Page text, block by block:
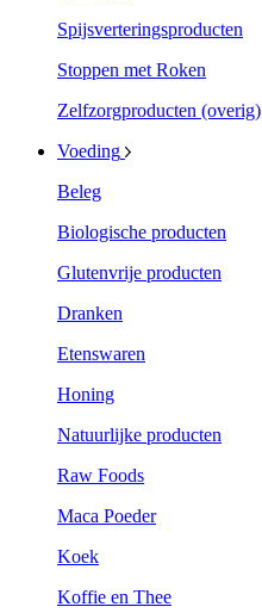
Spijsverteringsproducten
Stoppen met Roken
Zelfzorgproducten (overig)
Voeding
Beleg
Biologische producten
Glutenvrije producten
Dranken
Etenswaren
Honing
Natuurlijke producten
Raw Foods
Maca Poeder
Koek
Koffie en Thee